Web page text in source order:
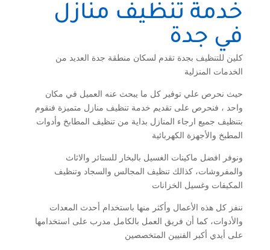
خدمة تنظيف منازل
في جدة
كلين للتنظيف بجدة تقدم لسكان منطقة جدة العديد من
الخدمات المنزلية
حيث نحرص علي توفير كل ما يبحث عنه العميل في مكان
واحد ، فنحرص على تقديم خدمة تنظيف منازل متميزة فنقوم
بتنظيف جميع ارجاء المنازل بداية من تنظيف المطابخ وأدوات
المطبخ والأجهزة الكهربائية
ونوفر افضل ماكينات الغسيل بالبخار للستائر والاثاث
والمفروشات، كذالك تنظيف المجالس والسجاد وتنظيف
المكيفات وغسيل الخزانات
ننفز كل هذه الأعمال وأكثر منها باستخدام أحدث المعدات
والأدوات، كما أن فريق العمل بالكامل مدرب على استخدامها
على أيدي أكبر الفنيين المتخصصين